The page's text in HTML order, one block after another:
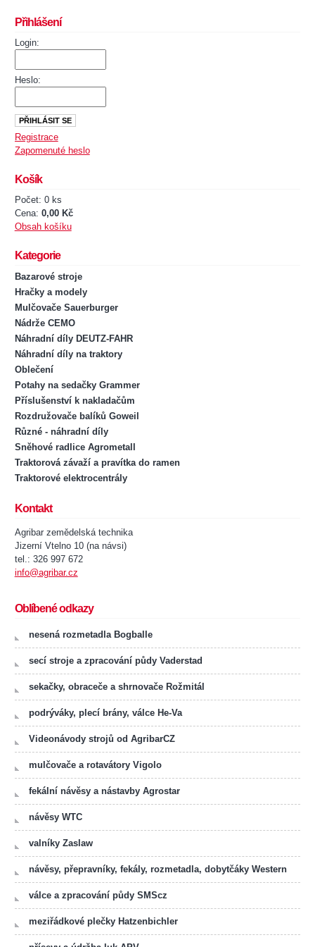
Přihlášení
Login:
Heslo:
Registrace
Zapomenuté heslo
Košík
Počet: 0 ks
Cena: 0,00 Kč
Obsah košíku
Kategorie
Bazarové stroje
Hračky a modely
Mulčovače Sauerburger
Nádrže CEMO
Náhradní díly DEUTZ-FAHR
Náhradní díly na traktory
Oblečení
Potahy na sedačky Grammer
Příslušenství k nakladačům
Rozdružovače balíků Goweil
Různé - náhradní díly
Sněhové radlice Agrometall
Traktorová závaží a pravítka do ramen
Traktorové elektrocentrály
Kontakt
Agribar zemědelská technika
Jizerní Vtelno 10 (na návsi)
tel.: 326 997 672
info@agribar.cz
Oblíbené odkazy
nesená rozmetadla Bogballe
secí stroje a zpracování půdy Vaderstad
sekačky, obraceče a shrnovače Rožmitál
podrýváky, plecí brány, válce He-Va
Videonávody strojů od AgribarCZ
mulčovače a rotavátory Vigolo
fekální návěsy a nástavby Agrostar
návěsy WTC
valníky Zaslaw
návěsy, přepravníky, fekály, rozmetadla, dobytčáky Western
válce a zpracování půdy SMScz
meziřádkové plečky Hatzenbichler